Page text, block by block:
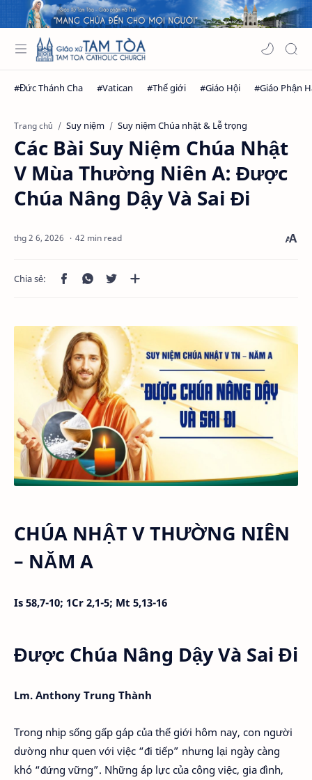
Trang chủ Suy niệm Suy niệm Chúa nhật & Lễ trọng
Các Bài Suy Niệm Chúa Nhật
V Mùa Thường Niên A: Được
Chúa Nâng Dậy Và Sai Đi
42 min read
CHÚA NHẬT V THƯỜNG NIÊN
– NĂM A
Is 58,7-10; 1Cr 2,1-5; Mt 5,13-16
Được Chúa Nâng Dậy Và Sai Đi
Lm. Anthony Trung Thành
Trong nhịp sống gấp gáp của thế giới hôm nay, con người
dường như quen với việc “đi tiếp” nhưng lại ngày càng
khó “đứng vững”. Những áp lực của công việc, gia đình,